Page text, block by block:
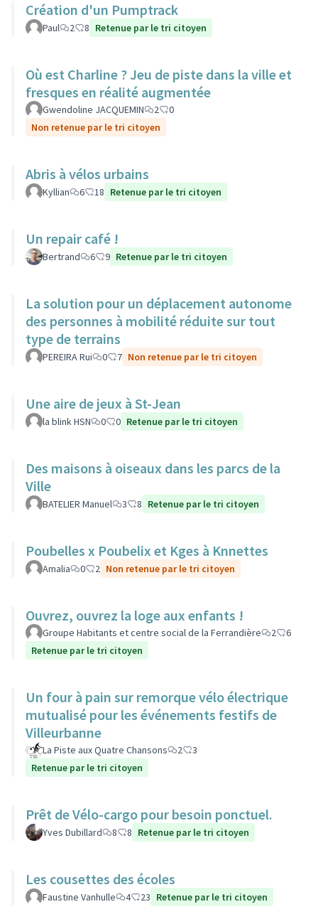
Création d'un Pumptrack
Paul 2 8 Retenue par le tri citoyen
Où est Charline ? Jeu de piste dans la ville et
fresques en réalité augmentée
Gwendoline JACQUEMIN 2
0
Non retenue par le tri citoyen
Abris à vélos urbains
Kyllian 6 18 Retenue par le tri citoyen
Un repair café !
Bertrand 6 9 Retenue par le tri citoyen
La solution pour un déplacement autonome
des personnes à mobilité réduite sur tout
type de terrains
PEREIRA Rui 0 7 Non retenue par le tri citoyen
Une aire de jeux à St-Jean
la blink HSN 0 0 Retenue par le tri citoyen
Des maisons à oiseaux dans les parcs de la
Ville
BATELIER Manuel 3 8 Retenue par le tri citoyen
Poubelles x Poubelix et Kges à Knnettes
Amalia 0 2 Non retenue par le tri citoyen
Ouvrez, ouvrez la loge aux enfants !
Groupe Habitants et centre social de la Ferrandière 2
6
Retenue par le tri citoyen
Un four à pain sur remorque vélo électrique
mutualisé pour les événements festifs de
Villeurbanne
La Piste aux Quatre Chansons 2
3
Retenue par le tri citoyen
Prêt de Vélo-cargo pour besoin ponctuel.
Yves Dubillard 8 8 Retenue par le tri citoyen
Les cousettes des écoles
Faustine Vanhulle 4 23 Retenue par le tri citoyen